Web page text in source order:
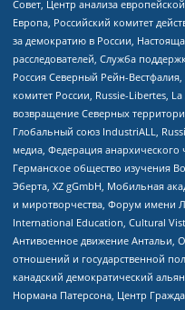
Совет, Центр анализа
Европа, Российский комитет
за демократию в России,
расследователей, Служба
Россия Северный Рейн-
комитет России, Russie-Libertes,
возвращение Северных
Глобальный союз IndustriALL,
медиа, Федерация анархического
Германское общество изучения
Эберта, XZ gGmbH, Мобильная
и миротворчества, Форум имени
International Education, Cultural
Антивоенное движение Антальи,
отношений и государственной
канадский демократический
Нормана Патерсона, Центр